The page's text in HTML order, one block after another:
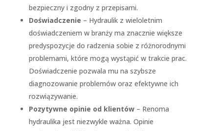
bezpieczny i zgodny z przepisami.
Doświadczenie – Hydraulik z wieloletnim
doświadczeniem w branży ma znacznie większe
predyspozycje do radzenia sobie z różnorodnymi
problemami, które mogą wystąpić w trakcie prac.
Doświadczenie pozwala mu na szybsze
diagnozowanie problemów oraz efektywne ich
rozwiązywanie.
Pozytywne opinie od klientów– Renoma
hydraulika jest niezwykle ważna. Opinie